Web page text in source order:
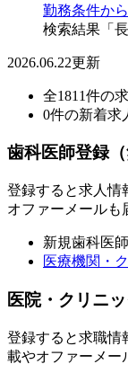
勤務条件か
検索結果「
2026.06.22更新
全1811件の
0件の新着求
歯科医師登録（
登録すると求人情
オファーメールも
新規歯科医
医療機関・
医院・クリニ
登録すると求職情
載やオファーメー